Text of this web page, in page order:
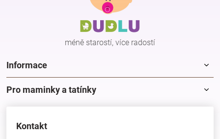
méně starostí, více radostí
Informace
Pro maminky a tatínky
Kontakt